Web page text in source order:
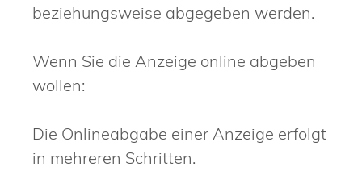
beziehungsweise abgegeben werden.
Wenn Sie die Anzeige online abgeben
wollen:
Die Onlineabgabe einer Anzeige erfolgt
in mehreren Schritten.